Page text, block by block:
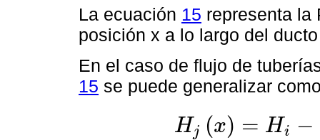
La ecuación 15 representa la
posición x a lo largo del
En el caso de flujo de
15 se puede generalizar
Hj (x) = Hi −
Hjx= H c k(x -x ;m